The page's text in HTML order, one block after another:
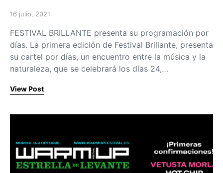
Posted on
16 julio, 2021
FESTIVAL BRILLANTE presenta su programación por
días. La primera edición de Festival Brillante, presenta
su cartel por días, un encuentro entre la música y la
naturaleza, que se celebrará los días 24,…
View Post